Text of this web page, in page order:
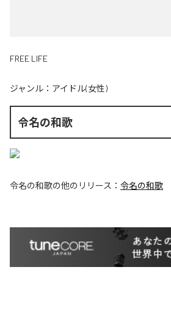
FREE LIFE
ジャンル： アイドル(女性)
令名の和歌
令名の和歌の他のリリース： 令名の和歌